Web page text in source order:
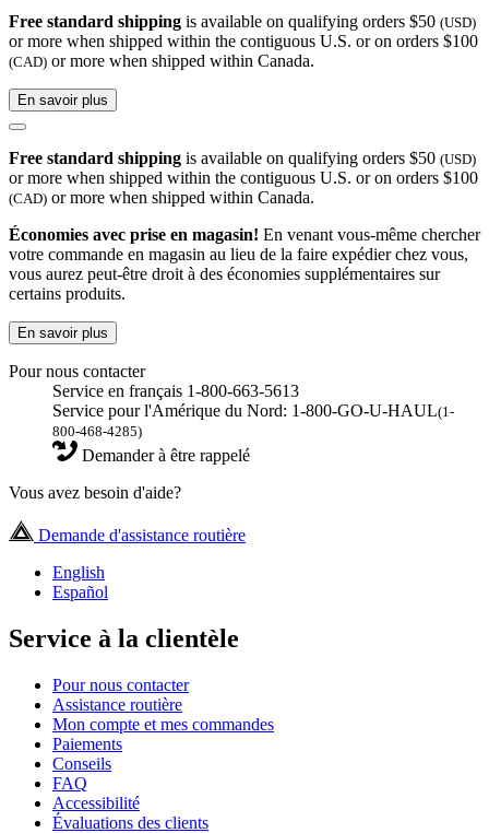
Free standard shipping is available on qualifying orders $50 (USD)
or more when shipped within the contiguous U.S. or on orders $100
(CAD) or more when shipped within Canada.
En savoir plus
Free standard shipping is available on qualifying orders $50 (USD)
or more when shipped within the contiguous U.S. or on orders $100
(CAD) or more when shipped within Canada.
Économies avec prise en magasin! En venant vous-même chercher
votre commande en magasin au lieu de la faire expédier chez vous,
vous aurez peut-être droit à des économies supplémentaires sur
certains produits.
En savoir plus
Pour nous contacter
Service en français 1-800-663-5613
Service pour l'Amérique du Nord: 1-800-GO-U-HAUL(1-
800-468-4285)
Demander à être rappelé
Vous avez besoin d'aide?
Demande d'assistance routière
English
Español
Service à la clientèle
Pour nous contacter
Assistance routière
Mon compte et mes commandes
Paiements
Conseils
FAQ
Accessibilité
Évaluations des clients